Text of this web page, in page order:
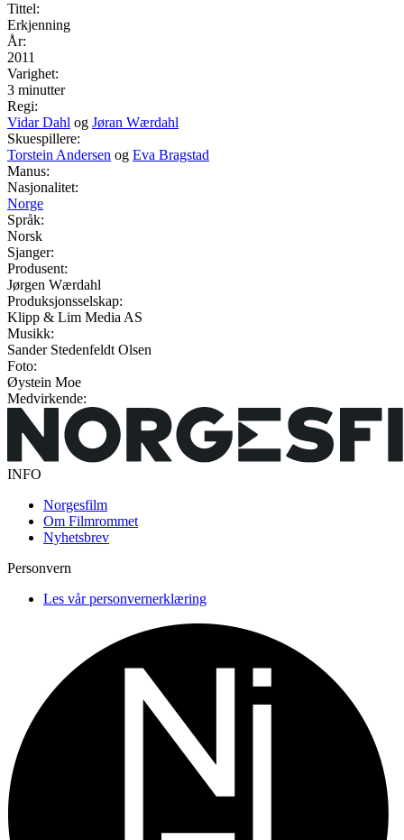
Tittel:
Erkjenning
År:
2011
Varighet:
3 minutter
Regi:
Vidar Dahl og Jøran Wærdahl
Skuespillere:
Torstein Andersen og Eva Bragstad
Manus:
Nasjonalitet:
Norge
Språk:
Norsk
Sjanger:
Produsent:
Jørgen Wærdahl
Produksjonsselskap:
Klipp & Lim Media AS
Musikk:
Sander Stedenfeldt Olsen
Foto:
Øystein Moe
Medvirkende:
INFO
Norgesfilm
Om Filmrommet
Nyhetsbrev
Personvern
Les vår personvernerklæring